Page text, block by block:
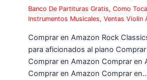
Banco De Partituras Gratis,Como
Instrumentos Musicales,Ventas Violin
Comprar en Amazon Rock
para aficionados al piano
Comprar en Amazon Comprar en
Comprar en Amazon Comprar